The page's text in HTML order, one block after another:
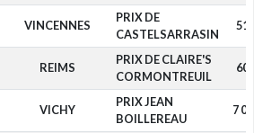
VINCENNES
PRIX DE
CASTELSARRASIN
510
REIMS
PRIX DE CLAIRE'S
CORMONTREUIL
600
VICHY
PRIX JEAN
BOILLEREAU
7